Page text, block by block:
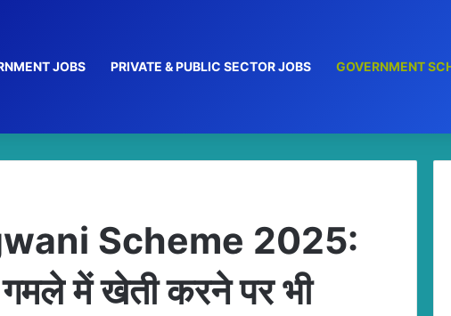
JOBS PRIVATE & PUBLIC SECTOR JOBS GOVERNMENT
Scheme 2025:
गमले में खेती करने पर भी